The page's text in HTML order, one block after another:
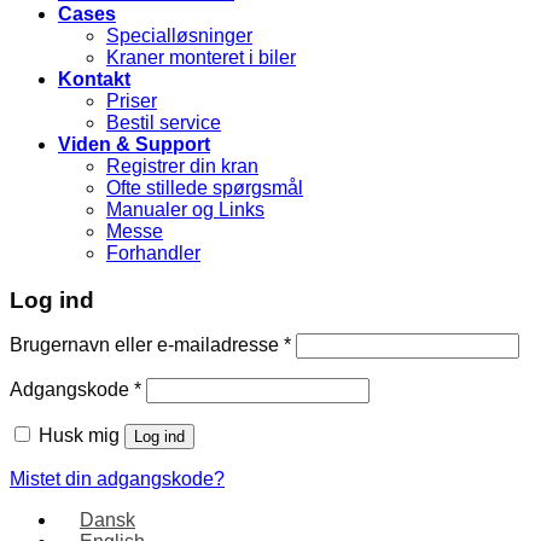
Cases
Specialløsninger
Kraner monteret i biler
Kontakt
Priser
Bestil service
Viden & Support
Registrer din kran
Ofte stillede spørgsmål
Manualer og Links
Messe
Forhandler
Log ind
Brugernavn eller e-mailadresse *
Adgangskode *
Husk mig Log ind
Mistet din adgangskode?
Dansk